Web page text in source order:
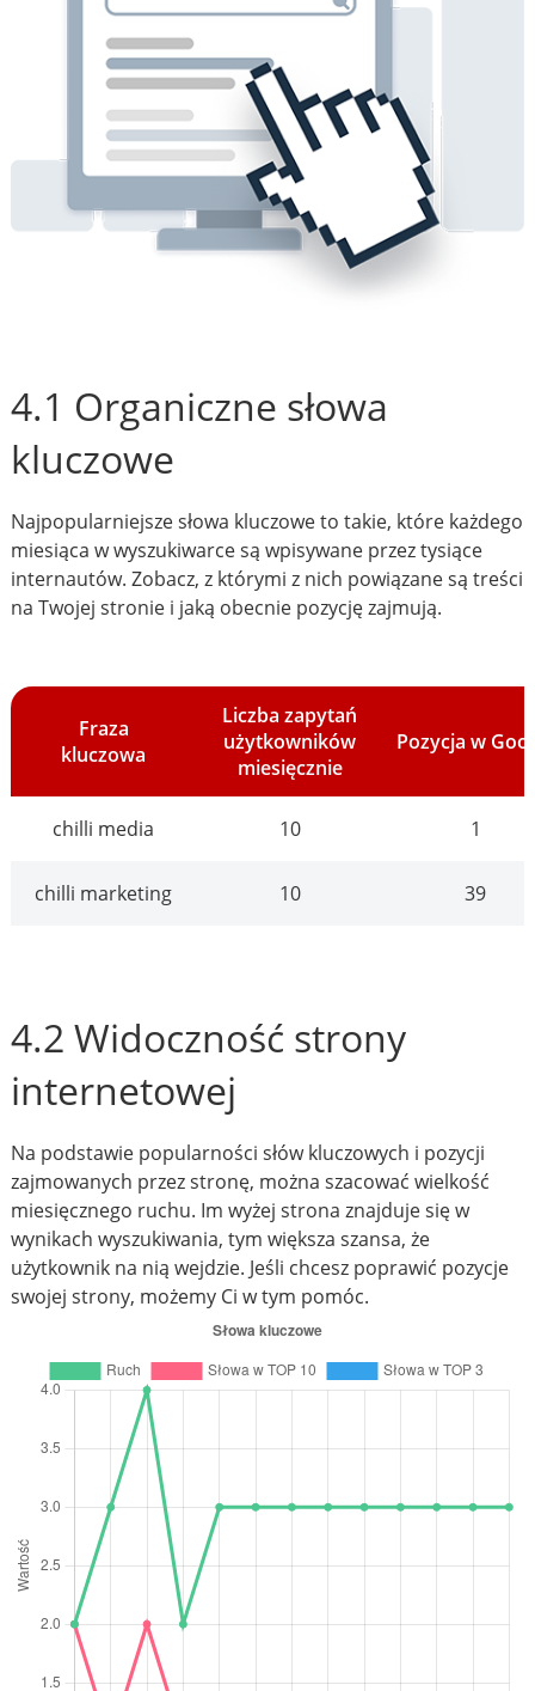
4.1 Organiczne słowa
kluczowe
Najpopularniejsze słowa kluczowe to takie, które każdego
miesiąca w wyszukiwarce są wpisywane przez tysiące
internautów. Zobacz, z którymi z nich powiązane są treści
na Twojej stronie i jaką obecnie pozycję zajmują.
Fraza
kluczowa
Liczba zapytań
użytkowników
miesięcznie
Pozycja w
chilli media 10 1
chilli marketing 10 39
4.2 Widoczność strony
internetowej
Na podstawie popularności słów kluczowych i pozycji
zajmowanych przez stronę, można szacować wielkość
miesięcznego ruchu. Im wyżej strona znajduje się w
wynikach wyszukiwania, tym większa szansa, że
użytkownik na nią wejdzie. Jeśli chcesz poprawić pozycje
swojej strony, możemy Ci w tym pomóc.